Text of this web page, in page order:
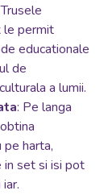
le permit
educationale
de
a lumii.
: Pe langa
harta,
in set si isi pot